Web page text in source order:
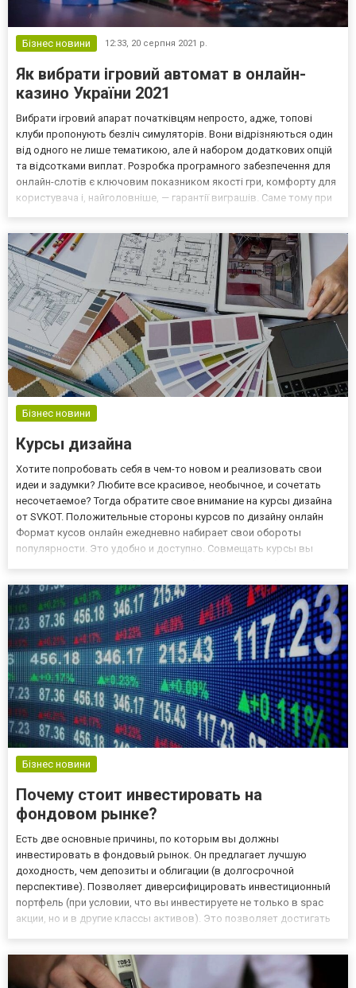
Бізнес новини 12:33, 20 серпня 2021 р.
Як вибрати ігровий автомат в онлайн-
казино України 2021
Вибрати ігровий апарат початківцям непросто, адже, топові
клуби пропонують безліч симуляторів. Вони відрізняються один
від одного не лише тематикою, але й набором додаткових опцій
та відсотками виплат. Розробка програмного забезпечення для
онлайн-слотів є ключовим показником якості гри, комфорту для
користувача і, найголовніше, — гарантії виграшів. Саме тому при
Бізнес новини
Курсы дизайна
Хотите попробовать себя в чем-то новом и реализовать свои
идеи и задумки? Любите все красивое, необычное, и сочетать
несочетаемое? Тогда обратите свое внимание на курсы дизайна
от SVKOT. Положительные стороны курсов по дизайну онлайн
Формат кусов онлайн ежедневно набирает свои обороты
популярности. Это удобно и доступно. Совмещать курсы вы
потребуется...
Бізнес новини
Почему стоит инвестировать на
фондовом рынке?
Есть две основные причины, по которым вы должны
инвестировать в фондовый рынок. Он предлагает лучшую
доходность, чем депозиты и облигации (в долгосрочной
перспективе). Позволяет диверсифицировать инвестиционный
портфель (при условии, что вы инвестируете не только в spac
акции, но и в другие классы активов). Это позволяет достигать
определе...